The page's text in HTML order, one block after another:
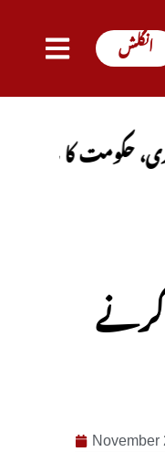
انگلش
باضابطہ اعلان
کرنے
November